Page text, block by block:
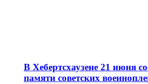
В Хебертсхаузене 21 июня
памяти советских